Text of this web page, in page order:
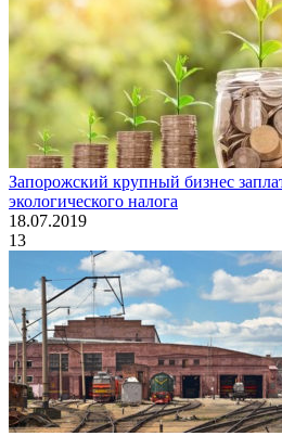
Запорожский крупный бизнес
экологического налога
18.07.2019
13